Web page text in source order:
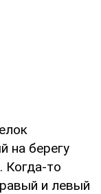
на берегу
Когда-то
и левый